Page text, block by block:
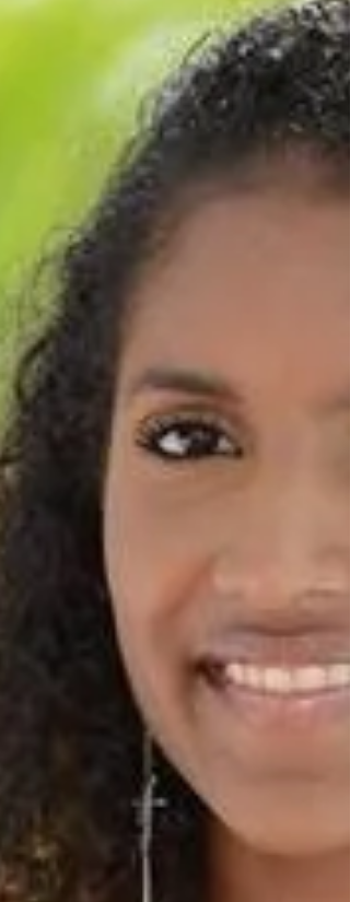
rencontre avec SK